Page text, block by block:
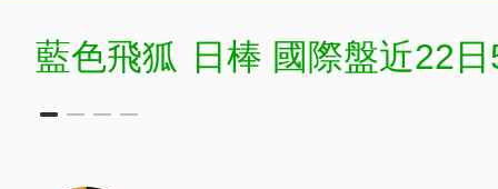
藍色飛狐 日棒 國際盤近22